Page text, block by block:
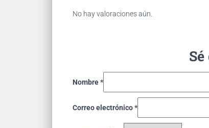
No hay valoraciones aún.
Nombre*
Correo electrónico*